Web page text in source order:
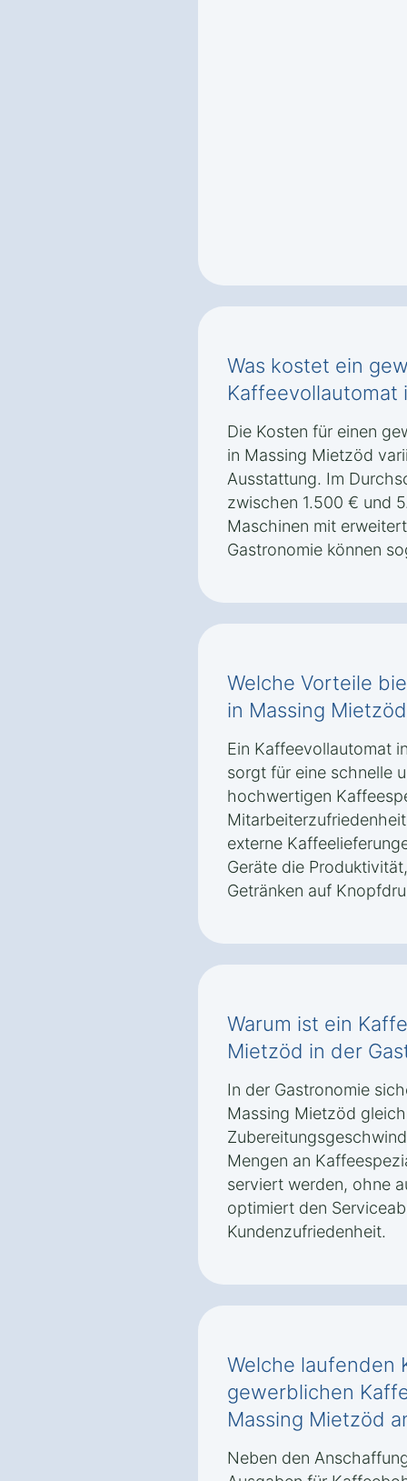
Was kostet ein
Kaffeevollautomat
Die Kosten für einen
in Massing Mietzöd
Ausstattung. Im
zwischen 1.500 € und
Maschinen mit
Gastronomie können
Welche Vorteile
in Massing
Ein Kaffeevollautomat
sorgt für eine schnelle
hochwertigen
externe
Geräte die
Getränken auf
Warum ist ein
Mietzöd in der
In der Gastronomie
Massing Mietzöd
Mengen an
serviert werden, ohne
optimiert den
Kundenzufriedenheit.
Welche laufenden
gewerblichen
Massing Mietzöd
Neben den